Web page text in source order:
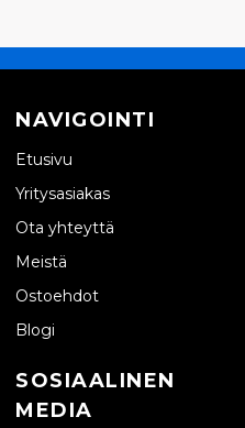
NAVIGOINTI
Etusivu
Yritysasiakas
Ota yhteyttä
Meistä
Ostoehdot
Blogi
SOSIAALINEN
MEDIA